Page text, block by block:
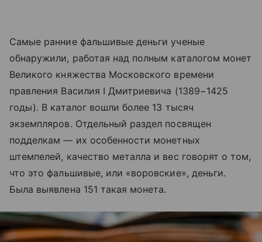
Самые ранние фальшивые деньги ученые
обнаружили, работая над полным каталогом монет
Великого княжества Московского времени
правления Василия I Дмитриевича (1389−1425
годы). В каталог вошли более 13 тысяч
экземпляров. Отдельный раздел посвящен
подделкам — их особенности монетных
штемпелей, качество металла и вес говорят о том,
что это фальшивые, или «воровские», деньги.
Была выявлена 151 такая монета.